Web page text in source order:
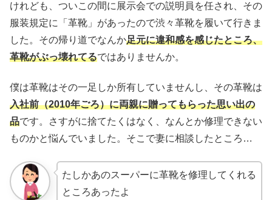
けれども、ついこの間に展示会での説明員を任され、その
服装規定に「革靴」があったので渋々革靴を履いて行きま
した。その帰り道でなんか足元に違和感を感じたところ、
革靴がぶっ壊れてるではありませんか。
僕は革靴はその一足しか所有していませんし、その革靴は
入社前（2010年ごろ）に両親に贈ってもらった思い出の
品です。さすがに捨てたくはなく、なんとか修理できない
ものかと悩んでいました。そこで妻に相談したところ…
たしかあのスーパーに革靴を修理してくれる
ところあったよ